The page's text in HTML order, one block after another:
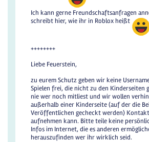
Ich kann gerne Freundschaftsanfragen
schreibt hier, wie ihr in Roblox heißt
++++++++
Liebe Feuerstein,
zu eurem Schutz geben wir keine
Spielen frei, die nicht zu den Kinderseiten
nie wer noch mitliest und wir wollen
außerhalb einer Kinderseite (auf der die
Veröffentlichen gecheckt werden)
aufnehmen kann. Bitte teile keine
Infos im Internet, die es anderen
herauszufinden wer ihr wirklich seid.